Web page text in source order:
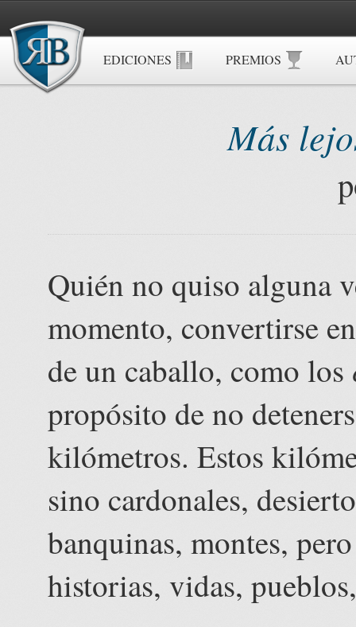
EDICIONES PREMIOS
Más
Quién no quiso alguna
momento, convertirse
de un caballo, como los
propósito de no
kilómetros. Estos
sino cardonales,
banquinas, montes,
historias, vidas,